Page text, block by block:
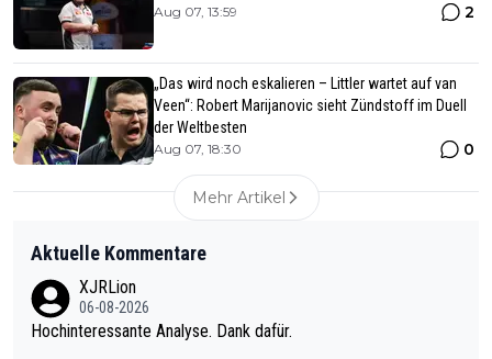
Aug 07, 13:59 2
„Das wird noch eskalieren – Littler wartet auf van
Veen“: Robert Marijanovic sieht Zündstoff im Duell
der Weltbesten
Aug 07, 18:30 0
Mehr Artikel
Aktuelle Kommentare
XJRLion
06-08-2026
Hochinteressante Analyse. Dank dafür.